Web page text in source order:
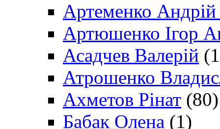
Артеменко Андрій
Артюшенко Ігор
Асадчев Валерій
Атрошенко
Ахметов Рінат (80)
Бабак Олена (1)